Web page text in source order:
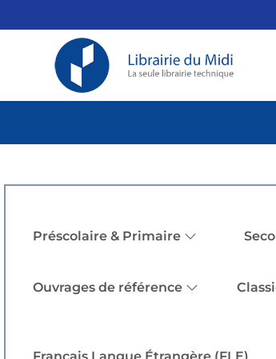
Préscolaire & Primaire
Ouvrages de référence
Français Langue Étrangère (FLE)